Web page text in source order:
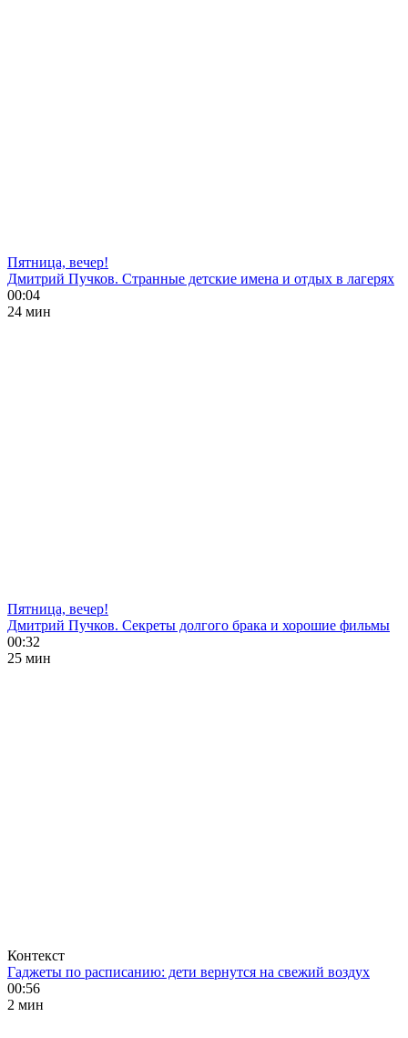
Пятница, вечер!
Дмитрий Пучков. Странные детские имена и отдых в лагерях
00:04
24 мин
Пятница, вечер!
Дмитрий Пучков. Секреты долгого брака и хорошие фильмы
00:32
25 мин
Контекст
Гаджеты по расписанию: дети вернутся на свежий воздух
00:56
2 мин